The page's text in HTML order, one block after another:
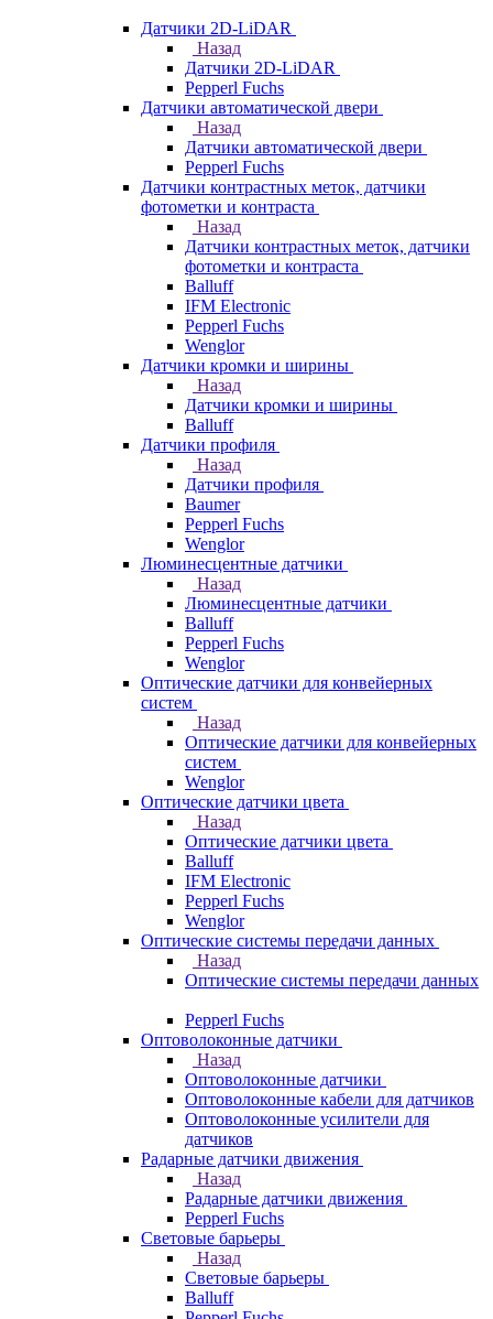
Датчики 2D-LiDAR
Назад
Датчики 2D-LiDAR
Pepperl Fuchs
Датчики автоматической двери
Назад
Датчики автоматической двери
Pepperl Fuchs
Датчики контрастных меток, датчики
фотометки и контраста
Назад
Датчики контрастных меток, датчики
фотометки и контраста
Balluff
IFM Electronic
Pepperl Fuchs
Wenglor
Датчики кромки и ширины
Назад
Датчики кромки и ширины
Balluff
Датчики профиля
Назад
Датчики профиля
Baumer
Pepperl Fuchs
Wenglor
Люминесцентные датчики
Назад
Люминесцентные датчики
Balluff
Pepperl Fuchs
Wenglor
Оптические датчики для конвейерных
систем
Назад
Оптические датчики для конвейерных
систем
Wenglor
Оптические датчики цвета
Назад
Оптические датчики цвета
Balluff
IFM Electronic
Pepperl Fuchs
Wenglor
Оптические системы передачи данных
Назад
Оптические системы передачи данных
Pepperl Fuchs
Оптоволоконные датчики
Назад
Оптоволоконные датчики
Оптоволоконные кабели для датчиков
Оптоволоконные усилители для
датчиков
Радарные датчики движения
Назад
Радарные датчики движения
Pepperl Fuchs
Световые барьеры
Назад
Световые барьеры
Balluff